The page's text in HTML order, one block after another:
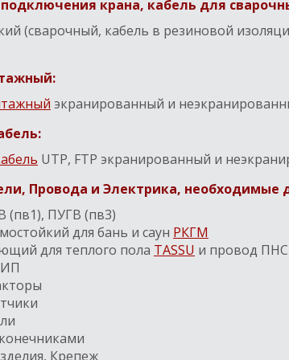
крана, кабель для
(сварочный, кабель в резиновой
экранированный и
UTP, FTP экранированный и
Провода и Электрика,
(пв1), ПУГВ (пв3)
для бань и саун РКГМ
для теплого пола TASSU и провод
Крепеж